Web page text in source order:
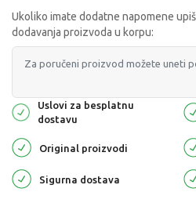
Ukoliko imate dodatne napomene
dodavanja proizvoda u korpu:
Uslovi za besplatnu
dostavu
Original proizvodi
Sigurna dostava